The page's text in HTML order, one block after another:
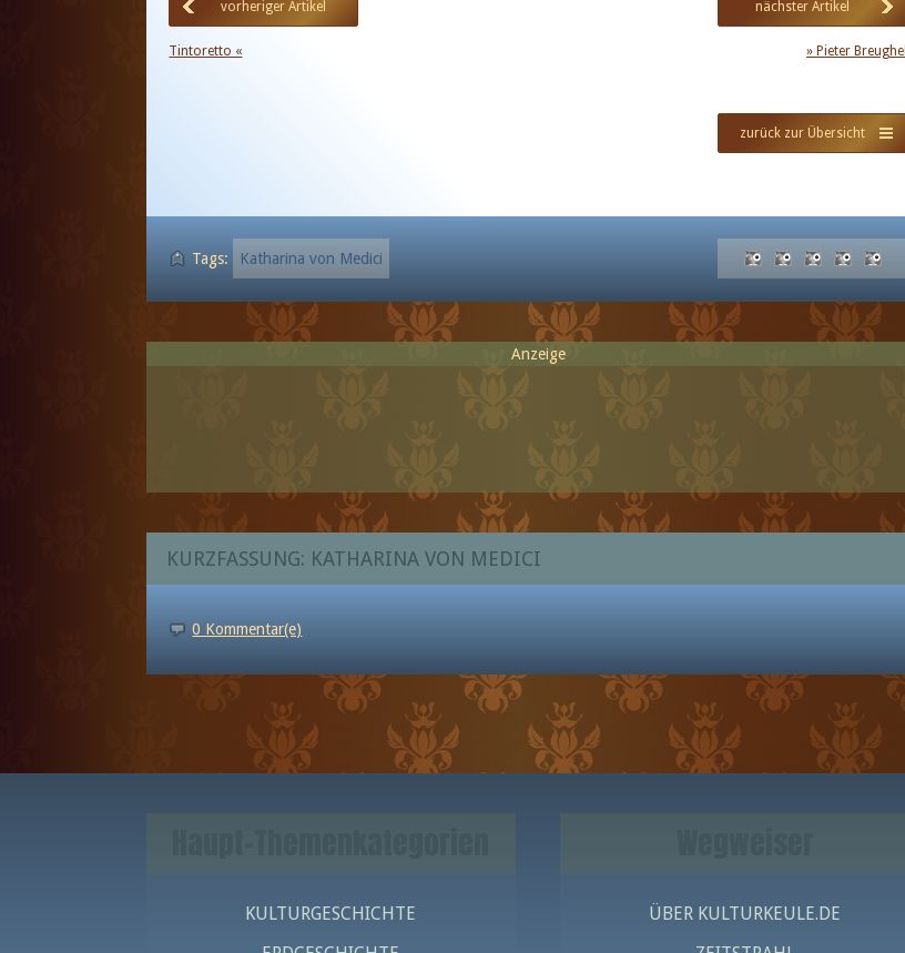
vorheriger Artikel
Tintoretto «
nächster Artikel
» Pieter Breughel
zurück zur Übersicht
Tags: Katharina von Medici
Anzeige
KURZFASSUNG: KATHARINA VON MEDICI
0 Kommentar(e)
KULTURGESCHICHTE
ÜBER KULTURKEULE.DE